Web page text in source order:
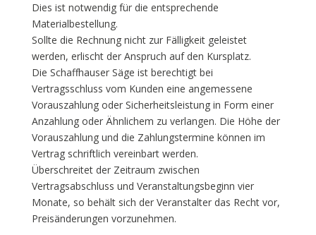
Dies ist notwendig für die entsprechende
Materialbestellung.
Sollte die Rechnung nicht zur Fälligkeit geleistet
werden, erlischt der Anspruch auf den Kursplatz.
Die Schaffhauser Säge ist berechtigt bei
Vertragsschluss vom Kunden eine angemessene
Vorauszahlung oder Sicherheitsleistung in Form einer
Anzahlung oder Ähnlichem zu verlangen. Die Höhe der
Vorauszahlung und die Zahlungstermine können im
Vertrag schriftlich vereinbart werden.
Überschreitet der Zeitraum zwischen
Vertragsabschluss und Veranstaltungsbeginn vier
Monate, so behält sich der Veranstalter das Recht vor,
Preisänderungen vorzunehmen.